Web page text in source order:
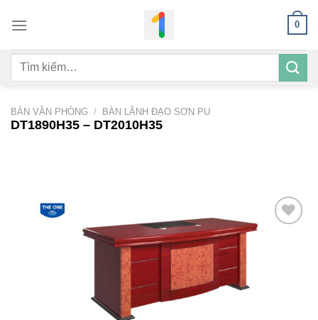
qua
dung
0
Tìm
BÀN VĂN PHÒNG / BÀN LÃNH ĐẠO SƠN PU
DT1890H35 – DT2010H35